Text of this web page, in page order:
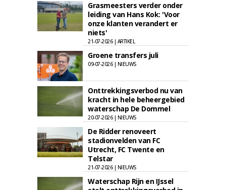
Grasmeesters verder onder
leiding van Hans Kok: 'Voor
onze klanten verandert er
niets'
21-07-2026 | ARTIKEL
Groene transfers juli
09-07-2026 | NIEUWS
Onttrekkingsverbod nu van
kracht in hele beheergebied
waterschap De Dommel
20-07-2026 | NIEUWS
De Ridder renoveert
stadionvelden van FC
Utrecht, FC Twente en
Telstar
21-07-2026 | NIEUWS
Waterschap Rijn en IJssel